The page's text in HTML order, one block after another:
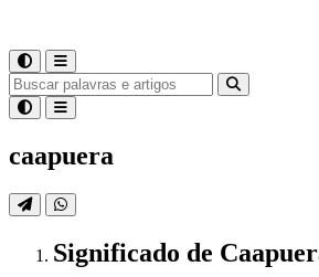
caapuera
Significado de